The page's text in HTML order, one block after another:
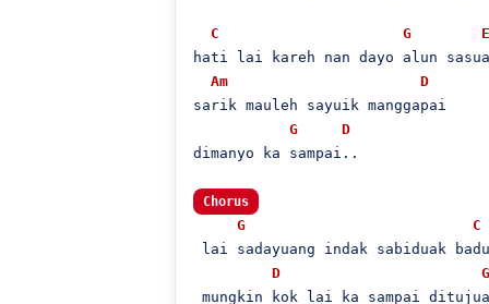
C G
hati lai kareh nan dayo alun
Am
D
sarik mauleh sayuik manggapai
G
D
dimanyo ka sampai..
Chorus
G
C
lai sadayuang indak sabiduak
D
G
mungkin kok lai ka sampai